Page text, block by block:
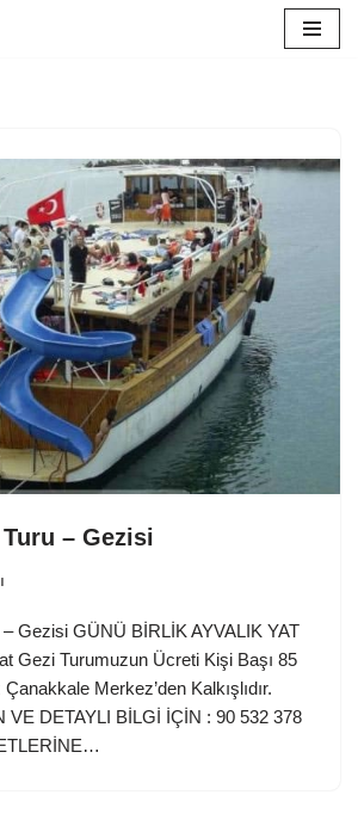
Turu – Gezisi
– Gezisi GÜNÜ BİRLİK AYVALIK YAT
Gezi Turumuzun Ücreti Kişi Başı 85
Çanakkale Merkez’den Kalkışlıdır.
VE DETAYLI BİLGİ İÇİN : 90 532 378